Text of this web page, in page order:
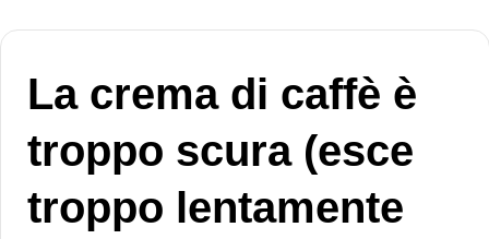
La crema di caffè è
troppo scura (esce
troppo lentamente